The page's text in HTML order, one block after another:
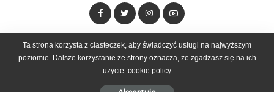
Dołącz do zespołu Kontakt Reklama
Ta strona korzysta z ciasteczek, aby świadczyć usługi na najwyższym
poziomie. Dalsze korzystanie ze strony oznacza, że zgadzasz się na ich
użycie. cookie policy